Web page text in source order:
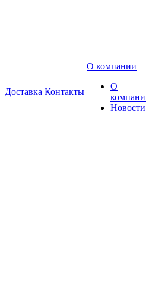
Доставка Контакты
О компании
О
Новости